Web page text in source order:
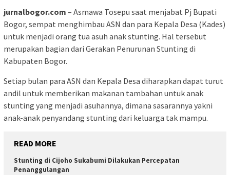
jurnalbogor.com – Asmawa Tosepu saat menjabat Pj Bupati
Bogor, sempat menghimbau ASN dan para Kepala Desa (Kades)
untuk menjadi orang tua asuh anak stunting. Hal tersebut
merupakan bagian dari Gerakan Penurunan Stunting di
Kabupaten Bogor.
Setiap bulan para ASN dan Kepala Desa diharapkan dapat turut
andil untuk memberikan makanan tambahan untuk anak
stunting yang menjadi asuhannya, dimana sasarannya yakni
anak-anak penyandang stunting dari keluarga tak mampu.
READ MORE
Stunting di Cijoho Sukabumi Dilakukan Percepatan
Penanggulangan